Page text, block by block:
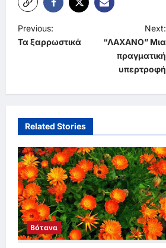
P
o
a
v
i
g
a
t
i
Previous:
Τα ξαρρωστικά
Next:
“ΛΑΧΑΝΟ” Μια
πραγματική
υπερτροφή
Related Stories
Βότανα